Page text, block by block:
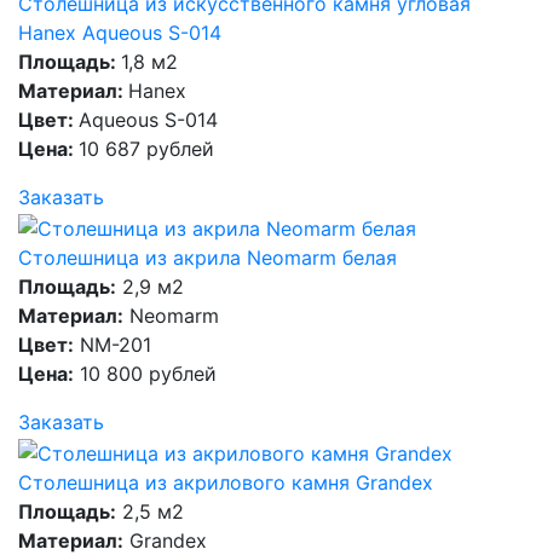
Hanex Aqueous S-014
Площадь: 1,8 м2
Материал: Hanex
Цвет: Aqueous S-014
Цена: 10 687 рублей
Заказать
Столешница из акрила Neomarm белая
Площадь: 2,9 м2
Материал: Neomarm
Цвет: NM-201
Цена: 10 800 рублей
Заказать
Столешница из акрилового камня Grandex
Площадь: 2,5 м2
Материал: Grandex